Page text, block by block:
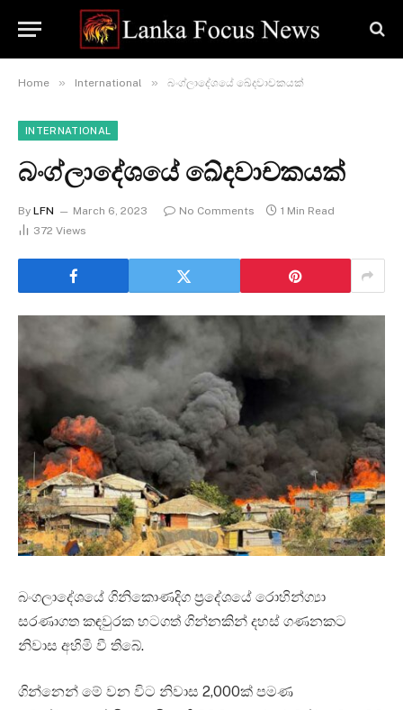
Home » International » බංග්ලාදේශයේ ඛේදවාචකයක්
INTERNATIONAL
බංග්ලාදේශයේ ඛේදවාචකයක්
By LFN March 6, 2023 No Comments
1 Min Read
372 Views
බංගලාදේශයේ ගිනිකොණදිග ප්‍රදේශයේ රොහින්ග්‍යා
සරණාගත කඳවුරක හටගත් ගින්නකින් දහස් ගණනකට
නිවාස අහිමි වී තිබේ.
ගින්නෙන් මේ වන විට නිවාස 2,000ක් පමණ